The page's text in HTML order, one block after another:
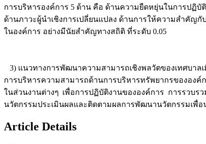
การบริหารองค์การ 5 ด้าน คือ ด้านความยืดหยุ่นในการปฏิบั
ด้านภาวะผู้นำเชิงการเปลี่ยนแปลง ด้านการให้ความสำคัญ
ในองค์การ อย่างมีนัยสำคัญทางสถิติ ที่ระดับ 0.05
3) แนวทางการพัฒนาความสามารถเชิงพลวัตของเทศบาล
การบริหารความสามารถด้านการบริหารทรัพยากรขององค์
ในส่วนงานต่างๆ เพื่อการปฏิบัติงานขององค์การ การรวบ
นวัตกรรมประเมินผลและติดตามผลการพัฒนานวัตกรรมเพื่อ
Article Details